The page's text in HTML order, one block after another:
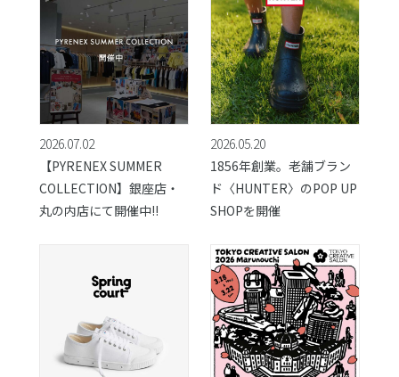
2026.07.02
【PYRENEX SUMMER
COLLECTION】銀座店・
丸の内店にて開催中!!
2026.05.20
1856年創業。老舗ブラン
ド〈HUNTER〉のPOP UP
SHOPを開催